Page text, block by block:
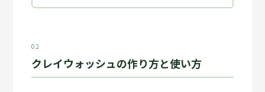
02
クレイウォッシュの作り方と使い方